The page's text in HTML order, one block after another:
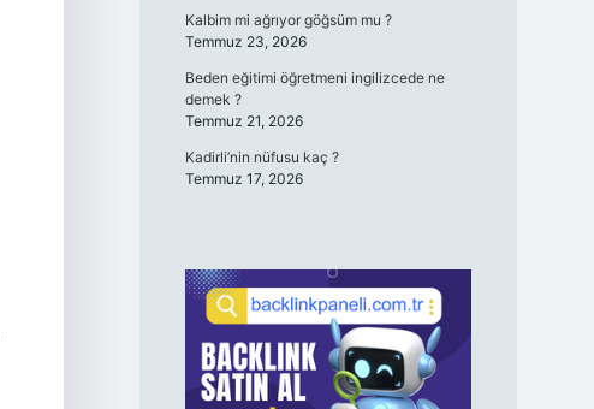
Kalbim mi ağrıyor göğsüm mu ?
Temmuz 23, 2026
Beden eğitimi öğretmeni ingilizcede ne
demek ?
Temmuz 21, 2026
Kadirli’nin nüfusu kaç ?
Temmuz 17, 2026